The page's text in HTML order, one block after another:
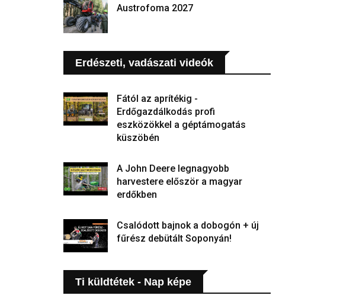
Austrofoma 2027
Erdészeti, vadászati videók
Fától az aprítékig -
Erdőgazdálkodás profi
eszközökkel a géptámogatás
küszöbén
A John Deere legnagyobb
harvestere először a magyar
erdőkben
Csalódott bajnok a dobogón + új
fűrész debütált Soponyán!
Ti küldtétek - Nap képe